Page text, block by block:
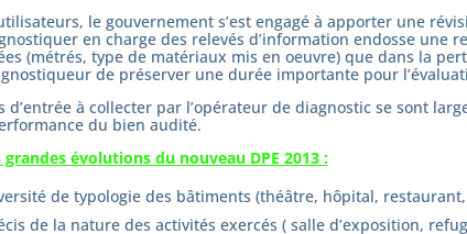
le gouvernement s’est engagé à apporter une
en charge des relevés d’information endosse une
(métrés, type de matériaux mis en oeuvre) que dans la
de préserver une durée importante pour
d’entrée à collecter par l’opérateur de diagnostic se sont
du bien audité.
évolutions du nouveau DPE 2013 :
de typologie des bâtiments (théâtre, hôpital,
de la nature des activités exercés ( salle d’exposition,